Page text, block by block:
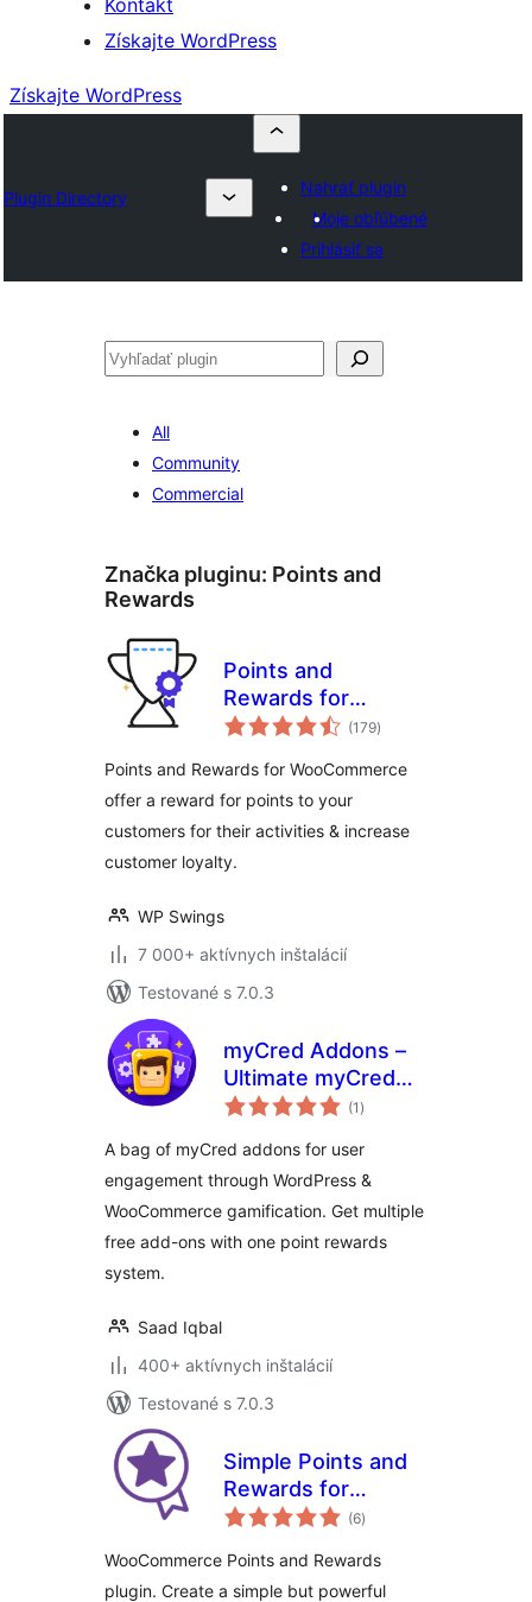
Kontakt
Získajte WordPress
Získajte WordPress
Plugin Directory
Nahrať plugin
Moje obľúbené
Prihlásiť sa
Hľadať
All
Community
Commercial
Značka pluginu: Points and
Rewards
Points and
Rewards for
WooCommerce
(179celkové
hodnotenie
)
Points and Rewards for WooCommerce
offer a reward for points to your
customers for their activities & increase
customer loyalty.
WP Swings
7 000+ aktívnych inštalácií
Testované s 7.0.3
myCred Addons –
Ultimate myCred
Modules To
Gamification and
Loyalty Rewards
(1 celkové
hodnotenie
)
A bag of myCred addons for user
engagement through WordPress &
WooCommerce gamification. Get multiple
free add-ons with one point rewards
system.
Saad Iqbal
400+ aktívnych inštalácií
Testované s 7.0.3
Simple Points and
Rewards for
WooCommerce –
Program
(6celkové
hodnotenie
)
WooCommerce Points and Rewards
plugin. Create a simple but powerful